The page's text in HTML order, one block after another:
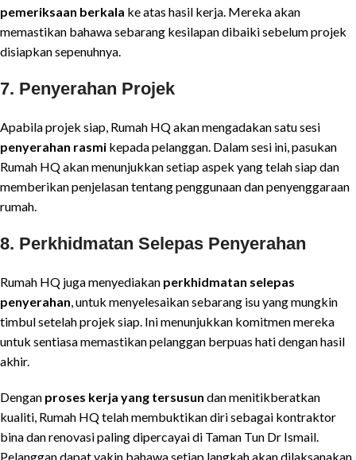
pemeriksaan berkala ke atas hasil kerja. Mereka akan
memastikan bahawa sebarang kesilapan dibaiki sebelum projek
disiapkan sepenuhnya.
7. Penyerahan Projek
Apabila projek siap, Rumah HQ akan mengadakan satu sesi
penyerahan rasmi kepada pelanggan. Dalam sesi ini, pasukan
Rumah HQ akan menunjukkan setiap aspek yang telah siap dan
memberikan penjelasan tentang penggunaan dan penyenggaraan
rumah.
8. Perkhidmatan Selepas Penyerahan
Rumah HQ juga menyediakan perkhidmatan selepas
penyerahan , untuk menyelesaikan sebarang isu yang mungkin
timbul setelah projek siap. Ini menunjukkan komitmen mereka
untuk sentiasa memastikan pelanggan berpuas hati dengan hasil
akhir.
Dengan proses kerja yang tersusun dan menitikberatkan
kualiti, Rumah HQ telah membuktikan diri sebagai kontraktor
bina dan renovasi paling dipercayai di Taman Tun Dr Ismail.
Pelanggan dapat yakin bahawa setiap langkah akan dilaksanakan